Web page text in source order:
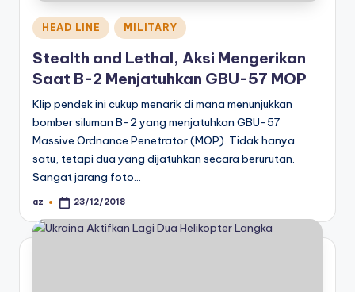
Posted
in
HEAD LINE MILITARY
Stealth and Lethal, Aksi Mengerikan
Saat B-2 Menjatuhkan GBU-57 MOP
Klip pendek ini cukup menarik di mana menunjukkan
bomber siluman B-2 yang menjatuhkan GBU-57
Massive Ordnance Penetrator (MOP). Tidak hanya
satu, tetapi dua yang dijatuhkan secara berurutan.
Sangat jarang foto…
Posted
az 23/12/2018